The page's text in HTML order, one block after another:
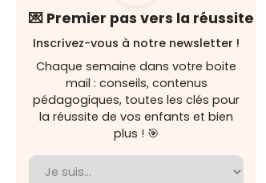
💌 Premier pas vers la réussite
Inscrivez-vous à notre newsletter !
Chaque semaine dans votre boite
mail : conseils, contenus
pédagogiques, toutes les clés pour
la réussite de vos enfants et bien
plus ! 🎯